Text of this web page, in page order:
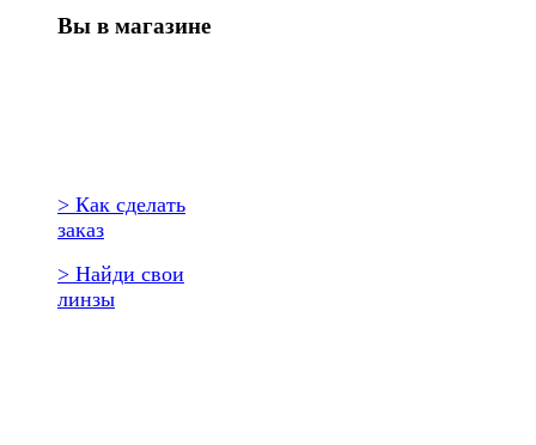
Вы в магазине
> Как сделать
заказ
> Найди свои
линзы